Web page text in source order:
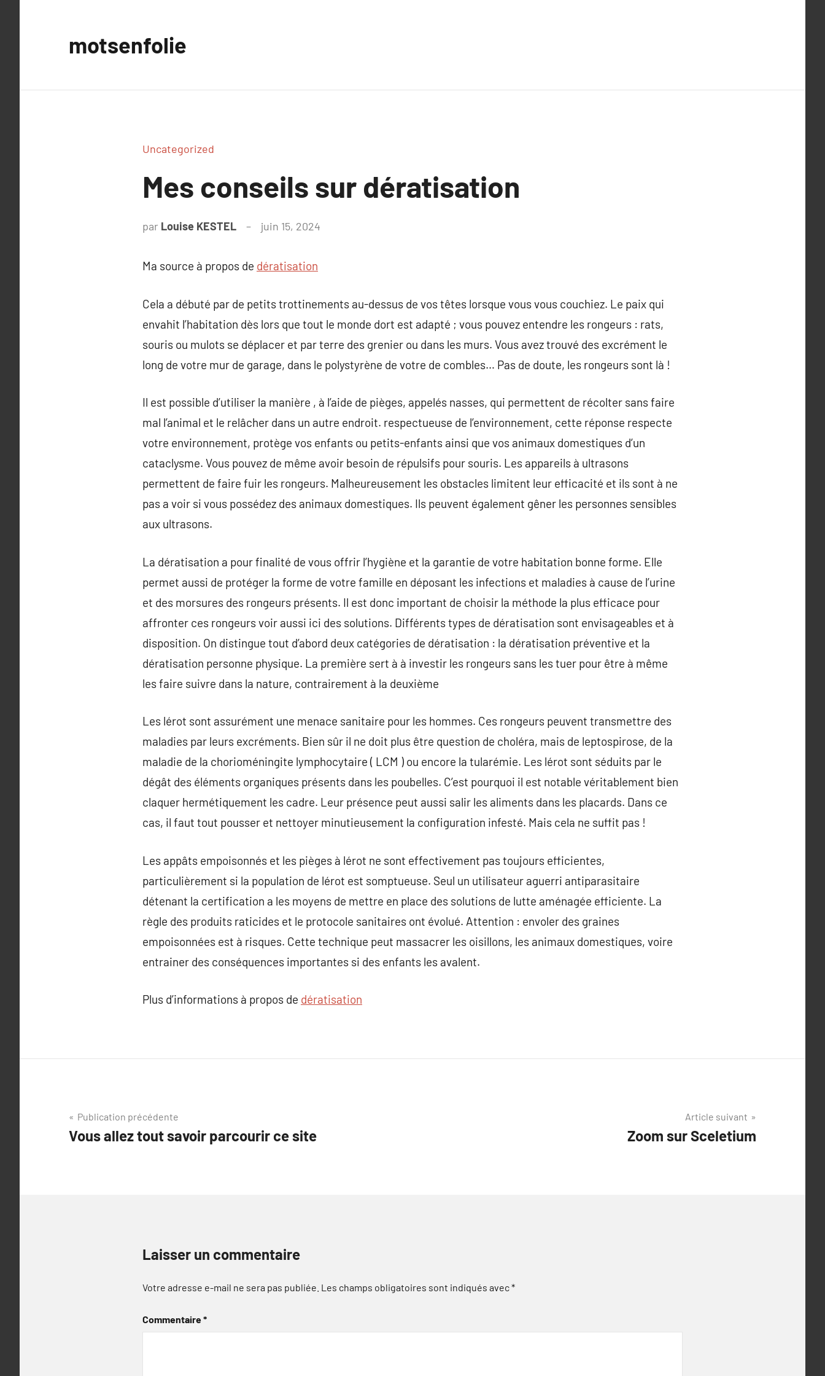
motsenfolie
Uncategorized
Mes conseils sur dératisation
par Louise KESTEL juin 15, 2024
Ma source à propos de dératisation
Cela a débuté par de petits trottinements au-dessus de vos têtes lorsque vous vous couchiez. Le paix qui
envahit l’habitation dès lors que tout le monde dort est adapté ; vous pouvez entendre les rongeurs : rats,
souris ou mulots se déplacer et par terre des grenier ou dans les murs. Vous avez trouvé des excrément le
long de votre mur de garage, dans le polystyrène de votre de combles… Pas de doute, les rongeurs sont là !
Il est possible d’utiliser la manière , à l’aide de pièges, appelés nasses, qui permettent de récolter sans faire
mal l’animal et le relâcher dans un autre endroit. respectueuse de l’environnement, cette réponse respecte
votre environnement, protège vos enfants ou petits-enfants ainsi que vos animaux domestiques d’un
cataclysme. Vous pouvez de même avoir besoin de répulsifs pour souris. Les appareils à ultrasons
permettent de faire fuir les rongeurs. Malheureusement les obstacles limitent leur efficacité et ils sont à ne
pas a voir si vous possédez des animaux domestiques. Ils peuvent également gêner les personnes sensibles
aux ultrasons.
La dératisation a pour finalité de vous offrir l’hygiène et la garantie de votre habitation bonne forme. Elle
permet aussi de protéger la forme de votre famille en déposant les infections et maladies à cause de l’urine
et des morsures des rongeurs présents. Il est donc important de choisir la méthode la plus efficace pour
affronter ces rongeurs voir aussi ici des solutions. Différents types de dératisation sont envisageables et à
disposition. On distingue tout d’abord deux catégories de dératisation : la dératisation préventive et la
dératisation personne physique. La première sert à à investir les rongeurs sans les tuer pour être à même
les faire suivre dans la nature, contrairement à la deuxième
Les lérot sont assurément une menace sanitaire pour les hommes. Ces rongeurs peuvent transmettre des
maladies par leurs excréments. Bien sûr il ne doit plus être question de choléra, mais de leptospirose, de la
maladie de la chorioméningite lymphocytaire ( LCM ) ou encore la tularémie. Les lérot sont séduits par le
dégât des éléments organiques présents dans les poubelles. C’est pourquoi il est notable véritablement bien
claquer hermétiquement les cadre. Leur présence peut aussi salir les aliments dans les placards. Dans ce
cas, il faut tout pousser et nettoyer minutieusement la configuration infesté. Mais cela ne suffit pas !
Les appâts empoisonnés et les pièges à lérot ne sont effectivement pas toujours efficientes,
particulièrement si la population de lérot est somptueuse. Seul un utilisateur aguerri antiparasitaire
détenant la certification a les moyens de mettre en place des solutions de lutte aménagée efficiente. La
règle des produits raticides et le protocole sanitaires ont évolué. Attention : envoler des graines
empoisonnées est à risques. Cette technique peut massacrer les oisillons, les animaux domestiques, voire
entrainer des conséquences importantes si des enfants les avalent.
Plus d’informations à propos de dératisation
Navigation
de
Publication précédente
Vous allez tout savoir parcourir ce site
Article suivant
Zoom sur Sceletium
Laisser un commentaire
Votre adresse e-mail ne sera pas publiée. Les champs obligatoires sont indiqués avec*
Commentaire*